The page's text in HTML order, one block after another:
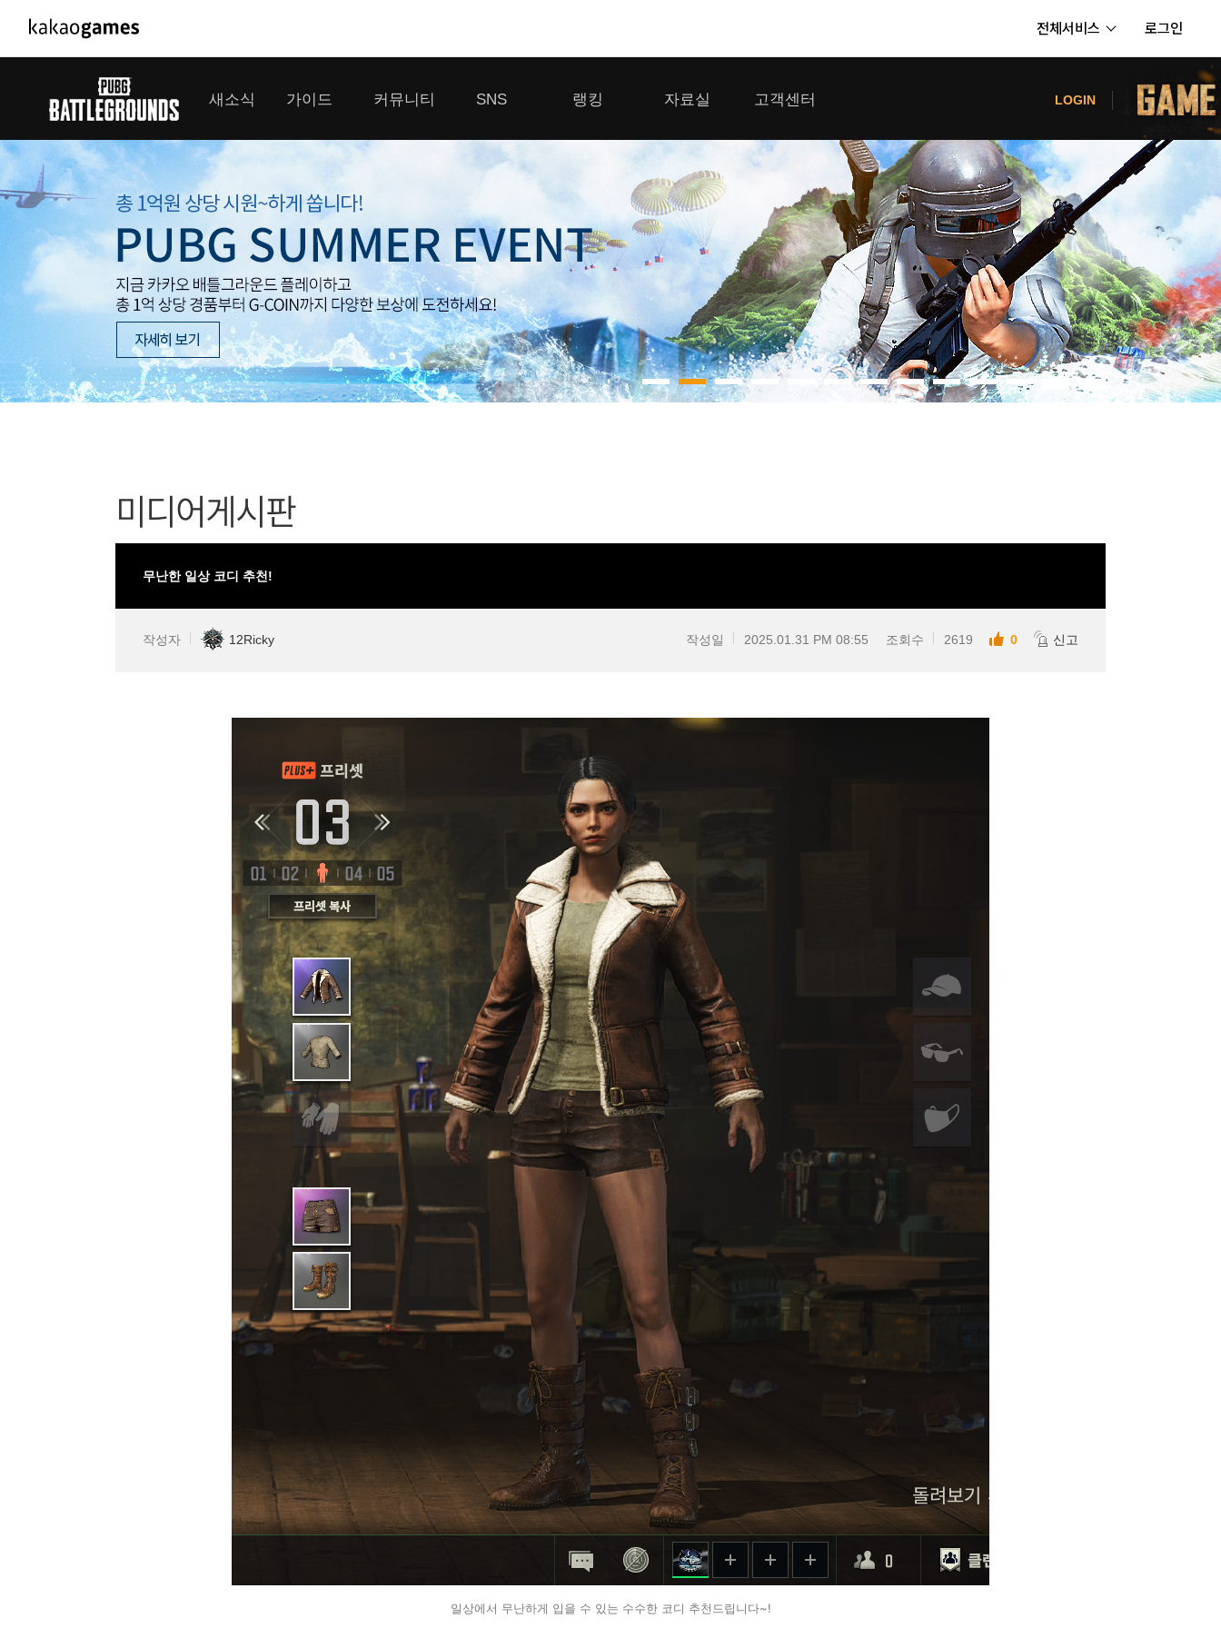
전체서비스 로그인
PC/모바일게임
도깨비의세계
오딘: 발할라 라이징
아키에이지 워
아레스 : 라이즈 오브 가디언즈
배틀그라운드
패스 오브 엑자일
우마무스메 프리티 더비
가디언 테일즈
프린세스 커넥트 Re:Dive
프렌즈팝콘
내정보
보안센터
고객센터
공지사항
카카오게임즈 PC방
게임코인
게임시간선택제
새소식
공지사항
GM소식
이벤트
업데이트
대회소식
가이드
게임 가이드
커뮤니티
미디어 게시판
클랜 라운지
모집 게시판
SNS
톡채널
랭킹
클랜 생존 리더보드
내 전적 히스토리
자료실
다운로드
고객센터
이용제한 이의신청
보안센터
LOGIN
미디어게시판
무난한 일상 코디 추천!
작성자 12Ricky 작성일 2025.01.31 PM 08:55 조회수 2619 0 신고
일상에서 무난하게 입을 수 있는 수수한 코디 추천드립니다~!